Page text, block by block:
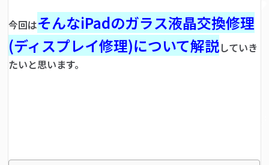
今回はそんなiPadのガラス液晶交換修理
(ディスプレイ修理)について解説していき
たいと思います。